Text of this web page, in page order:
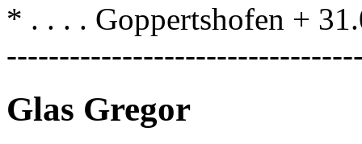
* . . . . Goppertshofen +
Glas Gregor